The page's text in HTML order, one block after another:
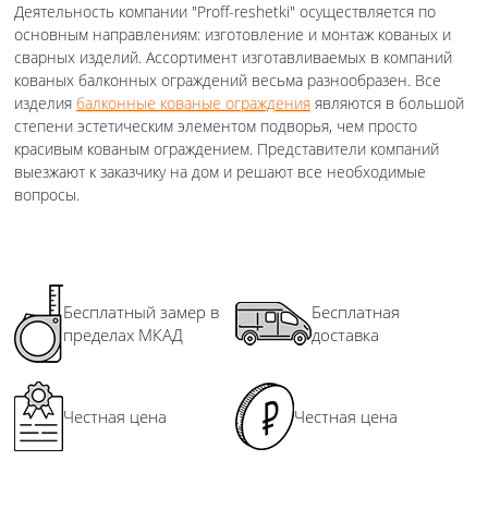
Деятельность компании "Proff-reshetki" осуществляется по
основным направлениям: изготовление и монтаж кованых и
сварных изделий. Ассортимент изготавливаемых в компаний
кованых балконных ограждений весьма разнообразен. Все
изделия балконные кованые огражденияявляются в большой
степени эстетическим элементом подворья, чем просто
красивым кованым ограждением. Представители компаний
выезжают к заказчику на дом и решают все необходимые
вопросы.
Бесплатный замер в
пределах МКАД
Бесплатная
доставка
Честная цена Честная цена